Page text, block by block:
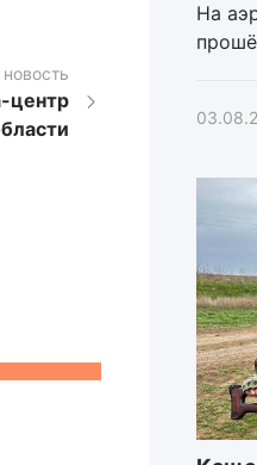
центр
На